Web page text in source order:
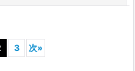
3 次»